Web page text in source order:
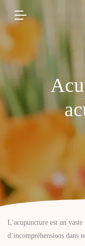
L’acupuncture est un
d’incompréhensions dans